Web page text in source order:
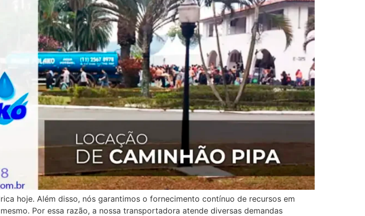
hoje. Além disso, nós garantimos o fornecimento contínuo de recursos em
Por essa razão, a nossa transportadora atende diversas demandas